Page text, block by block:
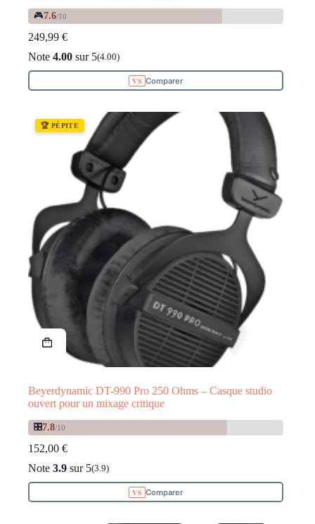
🎮7.6/10
249,99 €
Note 4.00 sur 5(4.00)
Comparer
🏆 PÉPITE
Beyerdynamic DT-990 Pro 250 Ohms – Casque studio
ouvert pour un mixage critique
🎛️7.8/10
152,00 €
Note 3.9 sur 5(3.9)
Comparer